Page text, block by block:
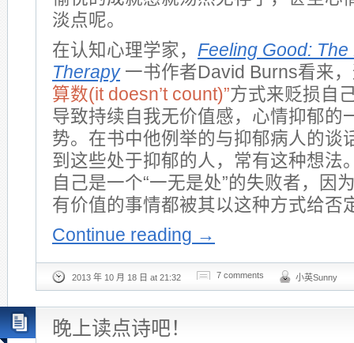
淡点呢。
在认知心理学家， Feeling Good:
Therapy一书作者David Burns看来
算数(it doesn’t count)”方式来贬损自
导致持续自我无价值感，心情抑郁的
势。在书中他例举的与抑郁病人的谈
到这些处于抑郁的人，常有这种想法
自己是一个“一无是处”的失败者，因
有价值的事情都被其以这种方式给否
Continue reading →
2013 年 10 月 18 日 at 21:32 7 comments 小英Sunny
晚上读点诗吧！